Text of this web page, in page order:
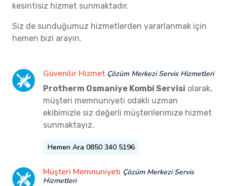
kesintisiz hizmet sunmaktadır.
Siz de sunduğumuz hizmetlerden yararlanmak için
hemen bizi arayın.
Güvenilir Hizmet Çözüm Merkezi Servis Hizmetleri
Protherm Osmaniye Kombi Servisi olarak,
müşteri memnuniyeti odaklı uzman
ekibimizle siz değerli müşterilerimize hizmet
sunmaktayız.
Hemen Ara 0850 340 5196
Müşteri Memnuniyeti Çözüm Merkezi Servis
Hizmetleri